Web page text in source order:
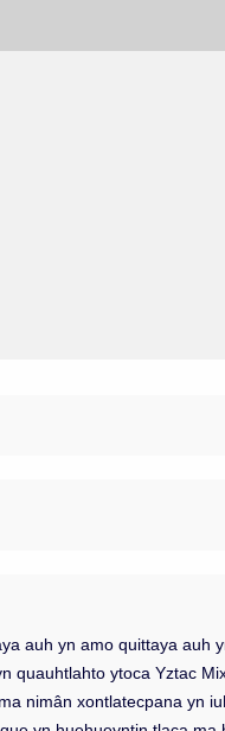
auh yn amo quittaya auh
ytoca Yztac
nimân xontlatecpana yn